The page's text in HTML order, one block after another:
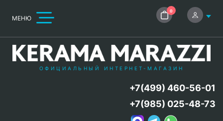
МЕНЮ
0
ОФИЦИАЛЬНЫЙ ИНТЕРНЕТ-МАГАЗИН
+7(499) 460-56-01
+7(985) 025-48-73